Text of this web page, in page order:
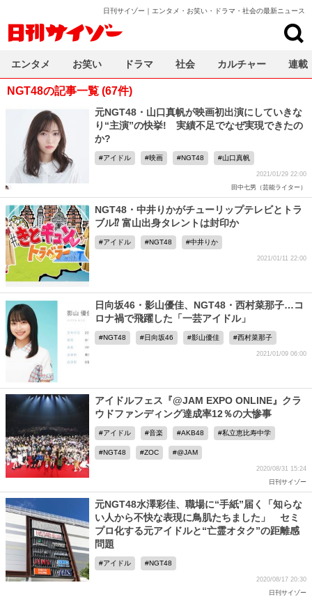
日刊サイゾー｜エンタメ・お笑い・ドラマ・社会の最新ニュース
NGT48の記事一覧 (67件)
元NGT48・山口真帆が映画初出演にしていきな
り“主演”の快挙! 実績不足でなぜ実現できたの
か?
アイドル 映画 NGT48 山口真帆
2021/01/29 22:00
田中七男（芸能ライター）
NGT48・中井りかがチューリップテレビとトラ
ブル⁉ 富山出身タレントは封印か
アイドル NGT48 中井りか
2021/01/11 22:00
日向坂46・影山優佳、NGT48・西村菜那子…コ
ロナ禍で飛躍した「一芸アイドル」
NGT48 日向坂46 影山優佳 西村菜那子
2021/01/09 06:00
アイドルフェス『@JAM EXPO ONLINE』クラ
ウドファンディング達成率12％の大惨事
アイドル 音楽 AKB48 私立恵比寿中学
NGT48 ZOC @JAM
2020/08/31 15:24
日刊サイゾー
元NGT48水澤彩佳、職場に“手紙”届く「知らな
い人から不快な表現に鳥肌たちました」 セミ
プロ化する元アイドルと“亡霊オタク”の距離感
問題
アイドル NGT48
2020/08/17 20:30
日刊サイゾー
エンタメ お笑い ドラマ 社会 カルチャー 連載